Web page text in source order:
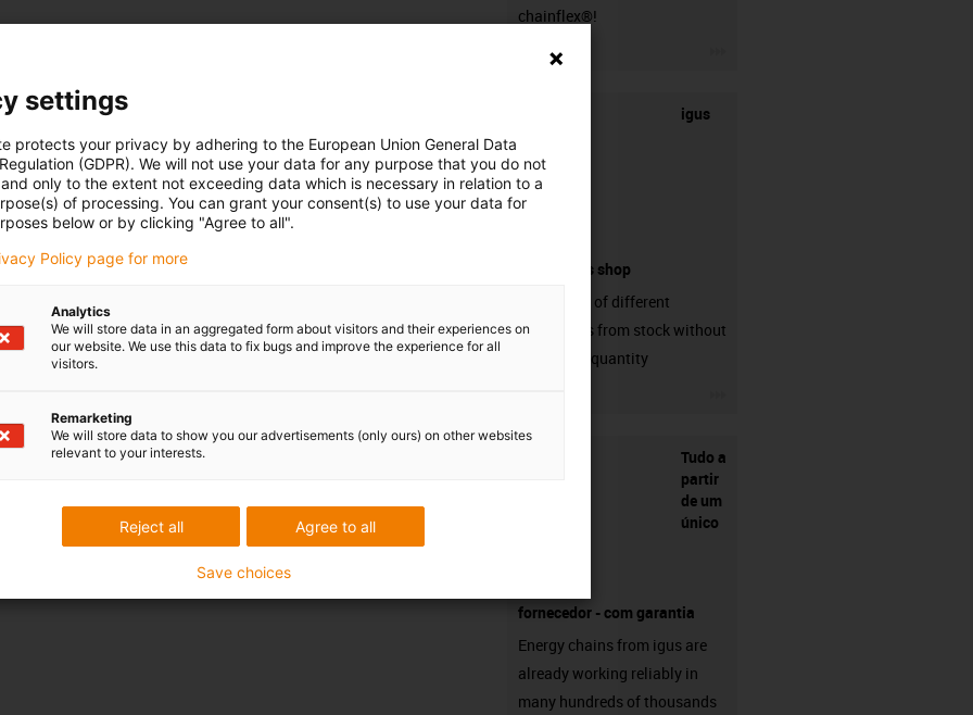
chainflex®!
igus
connectors shop
big variaty of different
connectors from stock without
min. order quantity
Tudo a
partir
de um
único
fornecedor - com garantia
Energy chains from igus are
already working reliably in
many hundreds of thousands
settings
protects your privacy by adhering to the European Union General Data
(GDPR). We will not use your data for any purpose that you do not
only to the extent not exceeding data which is necessary in relation to a
of processing. You can grant your consent(s) to use your data for
below or by clicking "Agree to all".
Policy page for more
Analytics
We will store data in an aggregated form about visitors and their experiences on
our website. We use this data to fix bugs and improve the experience for all
visitors.
Remarketing
We will store data to show you our advertisements (only ours) on other websites
relevant to your interests.
Agree to all
Reject all
Save choices